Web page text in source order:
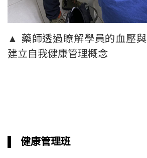
▲ 藥師透過瞭解學員的血壓
建立自我健康管理概念
健康管理班